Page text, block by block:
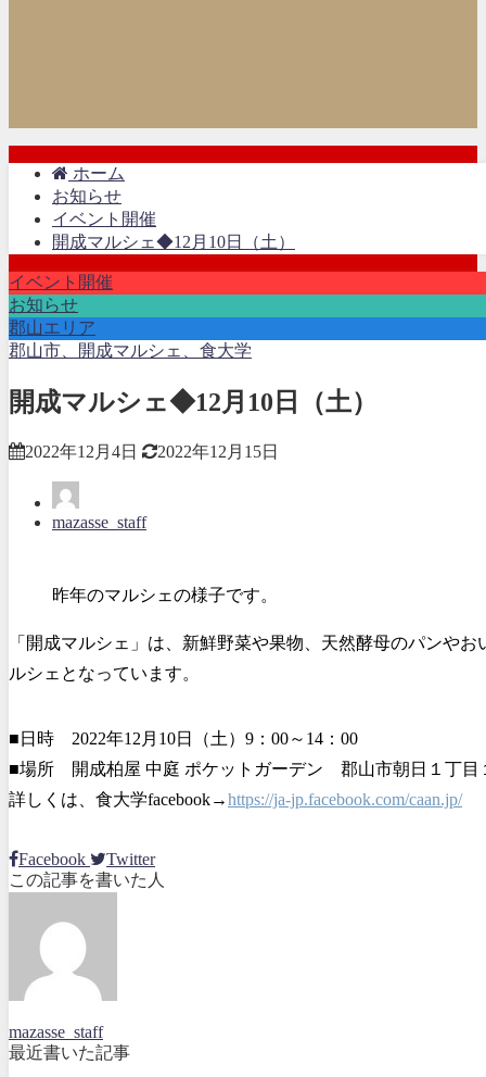
ホーム
お知らせ
イベント開催
開成マルシェ◆12月10日（土）
イベント開催
お知らせ
郡山エリア
郡山市、開成マルシェ、食大学
開成マルシェ◆12月10日（土）
2022年12月4日 2022年12月15日
mazasse_staff
昨年のマルシェの様子です。
「開成マルシェ」は、新鮮野菜や果物、天然酵母のパンや
ルシェとなっています。
■日時 2022年12月10日（土）9：00～14：00
■場所 開成柏屋 中庭 ポケットガーデン 郡山市朝日１丁
詳しくは、食大学facebook→https://ja-jp.facebook.com/caan.jp/
Facebook
Twitter
この記事を書いた人
mazasse_staff
最近書いた記事